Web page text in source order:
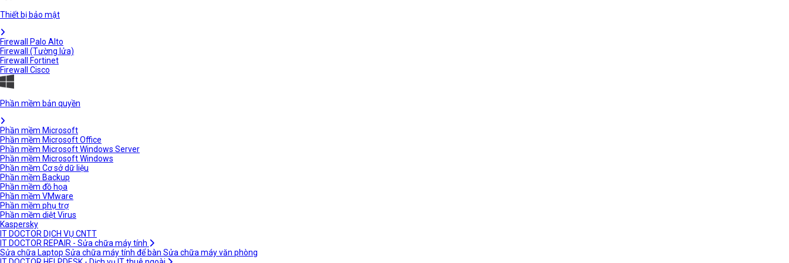
Thiết bị bảo mật
Firewall Palo Alto
Firewall (Tường lửa)
Firewall Fortinet
Firewall Cisco
Phần mềm bản quyền
Phần mềm Microsoft
Phần mềm Microsoft Office
Phần mềm Microsoft Windows Server
Phần mềm Microsoft Windows
Phần mềm Cơ sở dữ liệu
Phần mềm Backup
Phần mềm đồ họa
Phần mềm VMware
Phần mềm phụ trợ
Phần mềm diệt Virus
Kaspersky
IT DOCTOR DỊCH VỤ CNTT
IT DOCTOR REPAIR - Sửa chữa máy tính
Sửa chữa Laptop Sửa chữa máy tính để bàn Sửa chữa máy văn phòng